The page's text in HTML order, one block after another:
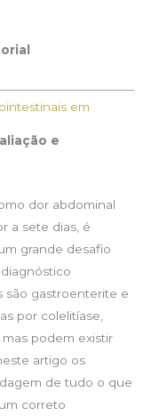
em
e
dor abdominal
a sete dias, é
grande desafio
são gastroenterite e
por colelitíase,
podem existir
artigo os
de tudo o que
correto